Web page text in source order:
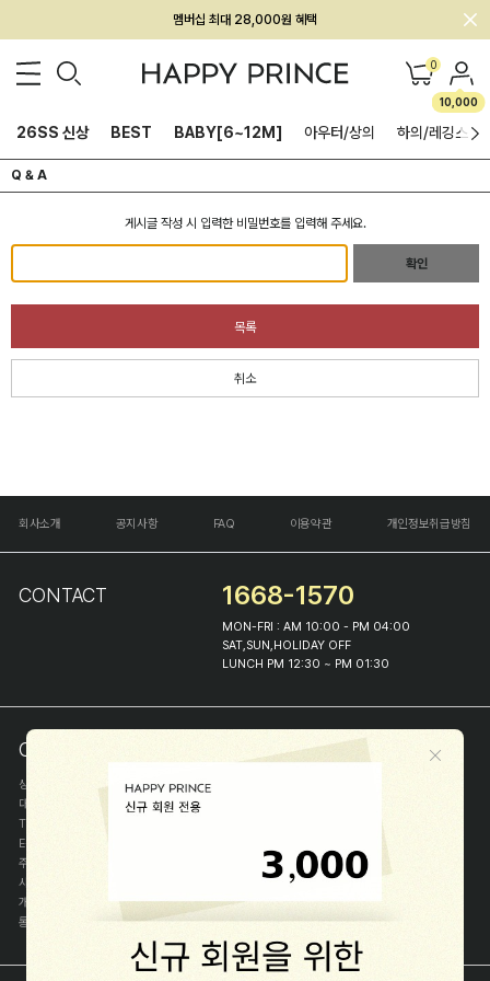
멤버십 최대 28,000원 혜택
0
10,000
26SS 신상 BEST BABY[6~12M] 아우터/상의 하의/레깅스
Q & A
게시글 작성 시 입력한 비밀번호를 입력해 주세요.
확인
목록
취소
회사소개 공지사항 FAQ 이용약관 개인정보취급방침
CONTACT 1668-1570
MON-FRI : AM 10:00 - PM 04:00
SAT,SUN,HOLIDAY OFF
LUNCH PM 12:30 ~ PM 01:30
COMPANY INFO
상호
(주)해피프린스
대표
이화진
TEL
E-MAIL
주소
사업자등록번호
개인정보관리자
이화진
통신판매신고번호
제 2018-서울종로-1384 호[사업자정보확인]